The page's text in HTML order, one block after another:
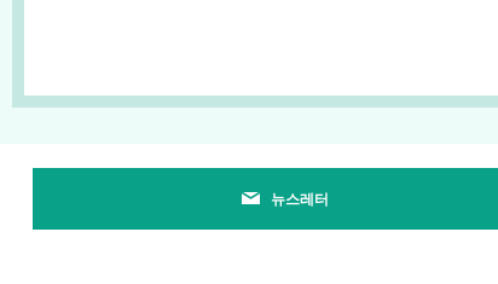
뉴스레터